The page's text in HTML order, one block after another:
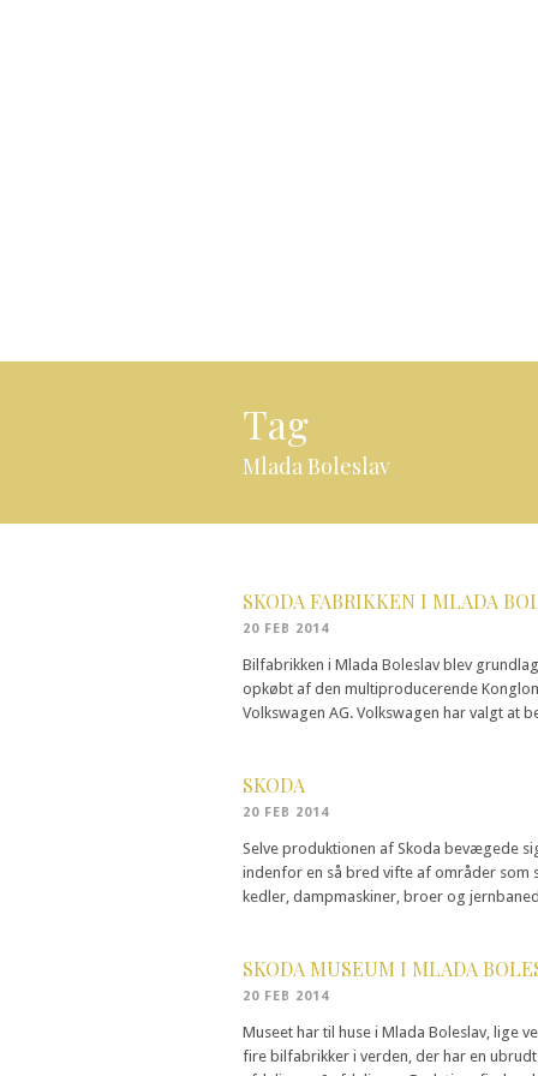
Tag
Mlada Boleslav
SKODA FABRIKKEN I MLADA
20 FEB 2014
Bilfabrikken i Mlada Boleslav blev
opkøbt af den multiproducerende
Volkswagen AG. Volkswagen har valgt at
SKODA
20 FEB 2014
Selve produktionen af Skoda bevægede
indenfor en så bred vifte af områder
kedler, dampmaskiner, broer og
SKODA MUSEUM I MLADA
20 FEB 2014
Museet har til huse i Mlada Boleslav, lige
fire bilfabrikker i verden, der har en